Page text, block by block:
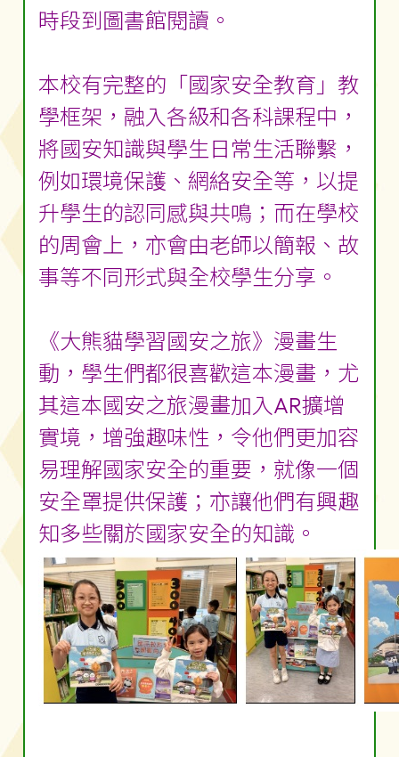
時段到圖書館閱讀。
本校有完整的「國家安全教育」教
學框架，融入各級和各科課程中，
將國安知識與學生日常生活聯繫，
例如環境保護、網絡安全等，以提
升學生的認同感與共鳴；而在學校
的周會上，亦會由老師以簡報、故
事等不同形式與全校學生分享。
《大熊貓學習國安之旅》漫畫生
動，學生們都很喜歡這本漫畫，尤
其這本國安之旅漫畫加入AR擴增
實境，增強趣味性，令他們更加容
易理解國家安全的重要，就像一個
安全罩提供保護；亦讓他們有興趣
知多些關於國家安全的知識。